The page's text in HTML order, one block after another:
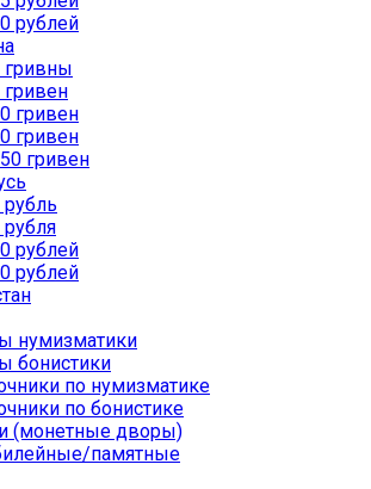
рублей
гривны
гривен
гривен
гривен
гривен
рубль
рубля
рублей
рублей
нумизматики
бонистики
по нумизматике
по бонистике
(монетные дворы)
памятные